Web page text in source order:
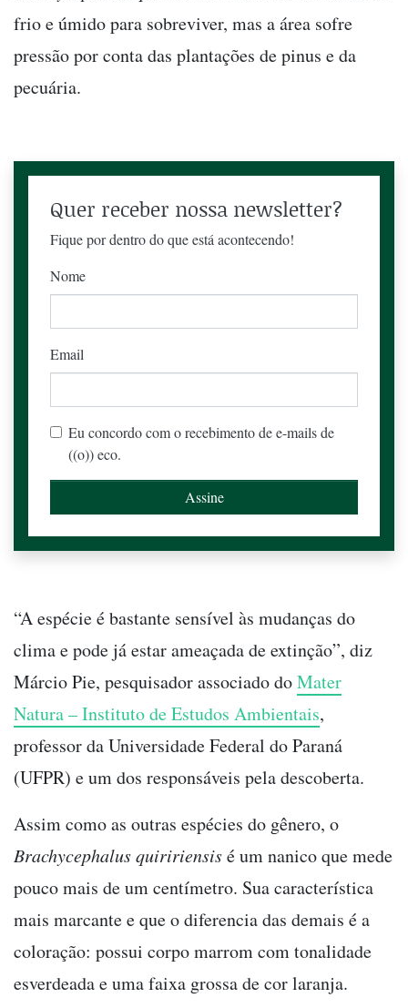
frio e úmido para sobreviver, mas a área sofre
pressão por conta das plantações de pinus e da
pecuária.
Quer receber nossa newsletter?
Fique por dentro do que está acontecendo!
Nome
Email
Eu concordo com o recebimento de e-mails de
((o)) eco.
“A espécie é bastante sensível às mudanças do
clima e pode já estar ameaçada de extinção”, diz
Márcio Pie, pesquisador associado doMater
Natura – Instituto de Estudos Ambientais,
professor da Universidade Federal do Paraná
(UFPR) e um dos responsáveis pela descoberta.
Assim como as outras espécies do gênero, o
Brachycephalus quiririensisé um nanico que mede
pouco mais de um centímetro. Sua característica
mais marcante e que o diferencia das demais é a
coloração: possui corpo marrom com tonalidade
esverdeada e uma faixa grossa de cor laranja.